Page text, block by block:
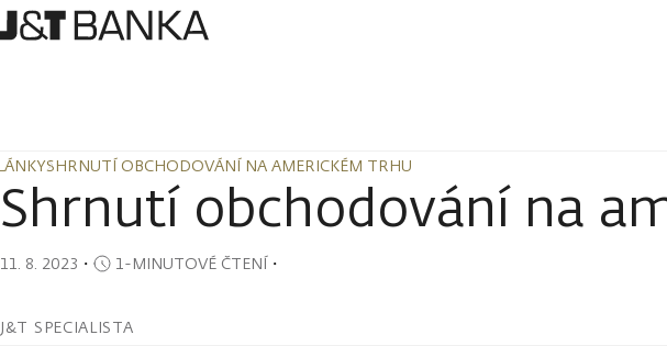
SHRNUTÍ OBCHODOVÁNÍ NA AMERICKÉM TRHU
SHRNUTÍ OBCHODOVÁNÍ NA AMERICKÉM TRHU
Shrnutí obchodování na
11. 8. 2023 ・ 1-MINUTOVÉ ČTENÍ・
J&T SPECIALISTA